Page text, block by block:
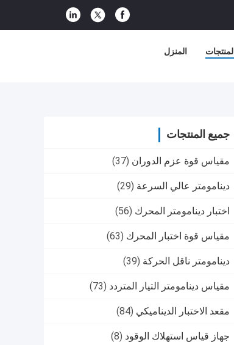
المنزل المنتجات
جميع المنتجات
مقياس قوة عزم الدوران (37)
دينامومتر عالي السرعة (29)
اختبار دينامومتر المحرك (56)
مقياس قوة اختبار المحرك (63)
دينامومتر ناقل الحركة (39)
مقياس دينامومتر التيار المتردد (73)
مقعد الاختبار الديناميكي (84)
جهاز قياس استهلاك الوقود (8)